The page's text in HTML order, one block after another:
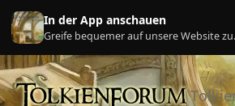
Zu Inhalt springen
In der App anschauen
Greife bequemer auf unsere Website zu.